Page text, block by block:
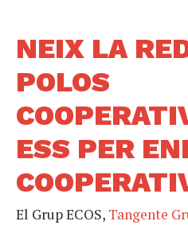
NEIX LA
POLOS
ESS PER
El Grup ECOS, Tangente